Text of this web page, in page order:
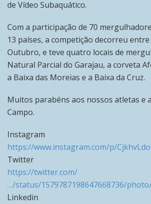
de Vídeo Subaquático.
Com a participação de 70
13 países, a competição decorreu entre
Outubro, e teve quatro locais de
Natural Parcial do Garajau, a corveta
a Baixa das Moreias e a Baixa da Cruz.
Muitos parabéns aos nossos atletas e
Campo.
Instagram
https://www.instagram.com/p/
Twitter
https://twitter.com/
…/status/1579787198647668736/
Linkedin